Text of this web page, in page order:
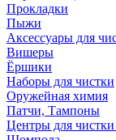
Прокладки
Пыжи
Аксессуары для
Вишеры
Ёршики
Наборы для чистки
Оружейная химия
Патчи, Тампоны
Центры для